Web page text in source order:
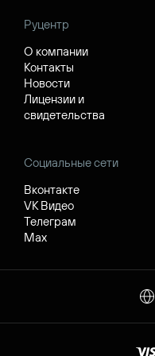
Руцентр
О компании
Контакты
Новости
Лицензии и
свидетельства
Социальные сети
Вконтакте
VK Видео
Телеграм
Max